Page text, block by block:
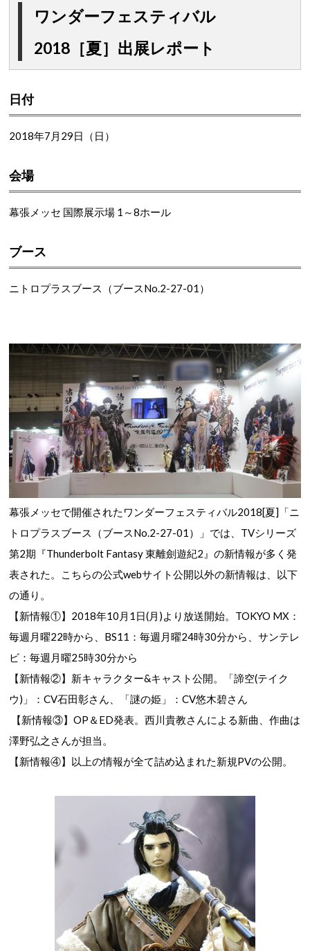
ワンダーフェスティバル
2018［夏］出展レポート
日付
2018年7月29日（日）
会場
幕張メッセ 国際展示場 1～8ホール
ブース
ニトロプラスブース（ブースNo.2-27-01）
幕張メッセで開催されたワンダーフェスティバル2018[夏]「ニ
トロプラスブース（ブースNo.2-27-01）」では、TVシリーズ
第2期『Thunderbolt Fantasy 東離劍遊紀2』の新情報が多く発
表された。こちらの公式webサイト公開以外の新情報は、以下
の通り。
【新情報①】2018年10月1日(月)より放送開始。TOKYO MX：
毎週月曜22時から、BS11：毎週月曜24時30分から、サンテレ
ビ：毎週月曜25時30分から
【新情報②】新キャラクター&キャスト公開。
「諦空(テイク
ウ)」：CV石田彰さん、「謎の姫」：CV悠木碧さん
【新情報③】OP＆ED発表。西川貴教さんによる新曲、作曲は
澤野弘之さんが担当。
【新情報④】以上の情報が全て詰め込まれた新規PVの公開。